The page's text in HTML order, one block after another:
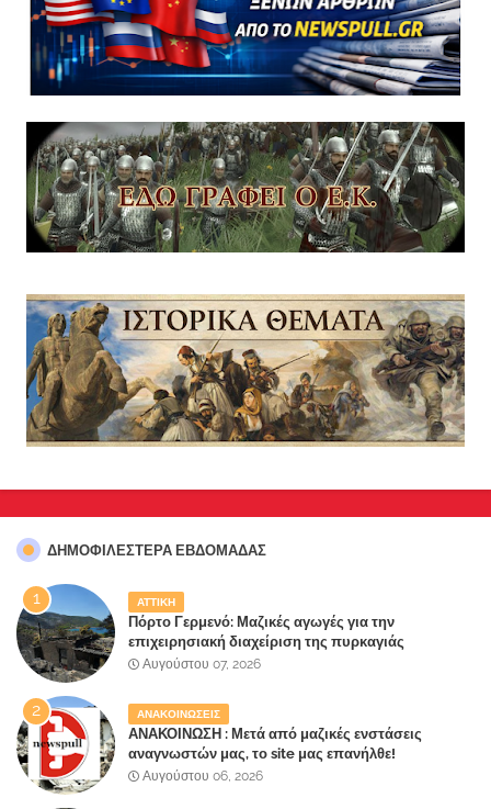
ΔΗΜΟΦΙΛΈΣΤΕΡΑ ΕΒΔΟΜΆΔΑΣ
ΑΤΤΙΚΗ
Πόρτο Γερμενό: Μαζικές αγωγές για την
επιχειρησιακή διαχείριση της πυρκαγιάς
ετοιμάζουν οι κάτοικοι!
Αυγούστου 07, 2026
ΑΝΑΚΟΙΝΩΣΕΙΣ
ΑΝΑΚΟΙΝΩΣΗ : Μετά από μαζικές ενστάσεις
αναγνωστών μας, το site μας επανήλθε!
Αυγούστου 06, 2026